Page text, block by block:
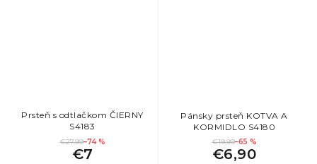
Prsteň s odtlačkom ČIERNY
S4183
€27,99–74 %
€7
Pánsky prsteň KOTVA A
KORMIDLO S4180
€19,99–65 %
€6,90